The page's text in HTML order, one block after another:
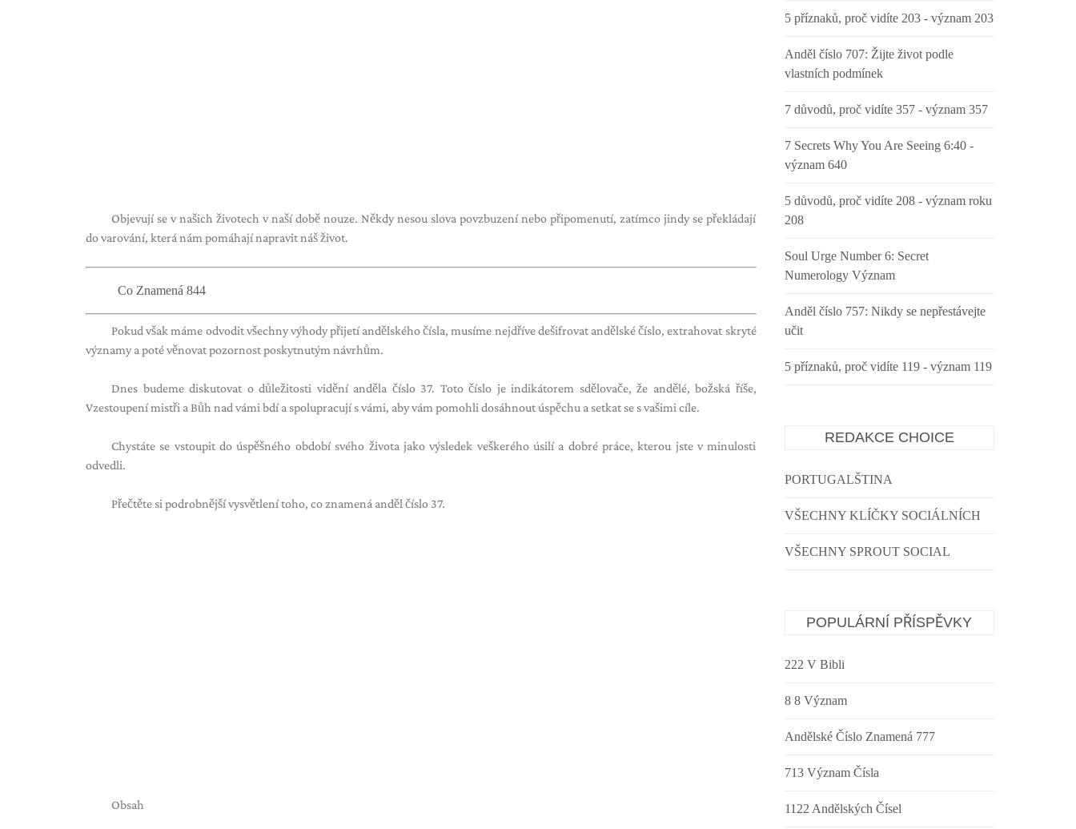
Objevují se v našich životech v naší době nouze. Někdy nesou slova povzbuzení nebo připomenutí, zatímco jindy se překládají
do varování, která nám pomáhají napravit náš život.
Co Znamená 844
Pokud však máme odvodit všechny výhody přijetí andělského čísla, musíme nejdříve dešifrovat andělské číslo, extrahovat skryté
významy a poté věnovat pozornost poskytnutým návrhům.
Dnes budeme diskutovat o důležitosti vidění anděla číslo 37. Toto číslo je indikátorem sdělovače, že andělé, božská říše,
Vzestoupení mistři a Bůh nad vámi bdí a spolupracují s vámi, aby vám pomohli dosáhnout úspěchu a setkat se s vašimi cíle.
Chystáte se vstoupit do úspěšného období svého života jako výsledek veškerého úsilí a dobré práce, kterou jste v minulosti
odvedli.
Přečtěte si podrobnější vysvětlení toho, co znamená anděl číslo 37.
Obsah
5 příznaků, proč vidíte 203 - význam 203
Anděl číslo 707: Žijte život podle
vlastních podmínek
7 důvodů, proč vidíte 357 - význam 357
7 Secrets Why You Are Seeing 6:40 -
význam 640
5 důvodů, proč vidíte 208 - význam roku
208
Soul Urge Number 6: Secret
Numerology Význam
Anděl číslo 757: Nikdy se nepřestávejte
učit
5 příznaků, proč vidíte 119 - význam 119
REDAKCE CHOICE
PORTUGALŠTINA
VŠECHNY KLÍČKY SOCIÁLNÍCH
VŠECHNY SPROUT SOCIAL
POPULÁRNÍ PŘÍSPĚVKY
222 V Bibli
8 8 Význam
Andělské Číslo Znamená 777
713 Význam Čísla
1122 Andělských Čísel